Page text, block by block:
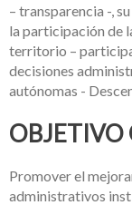
– transparencia -,
la participación de
territorio –
decisiones
autónomas -
OBJETIVO
Promover el
administrativos